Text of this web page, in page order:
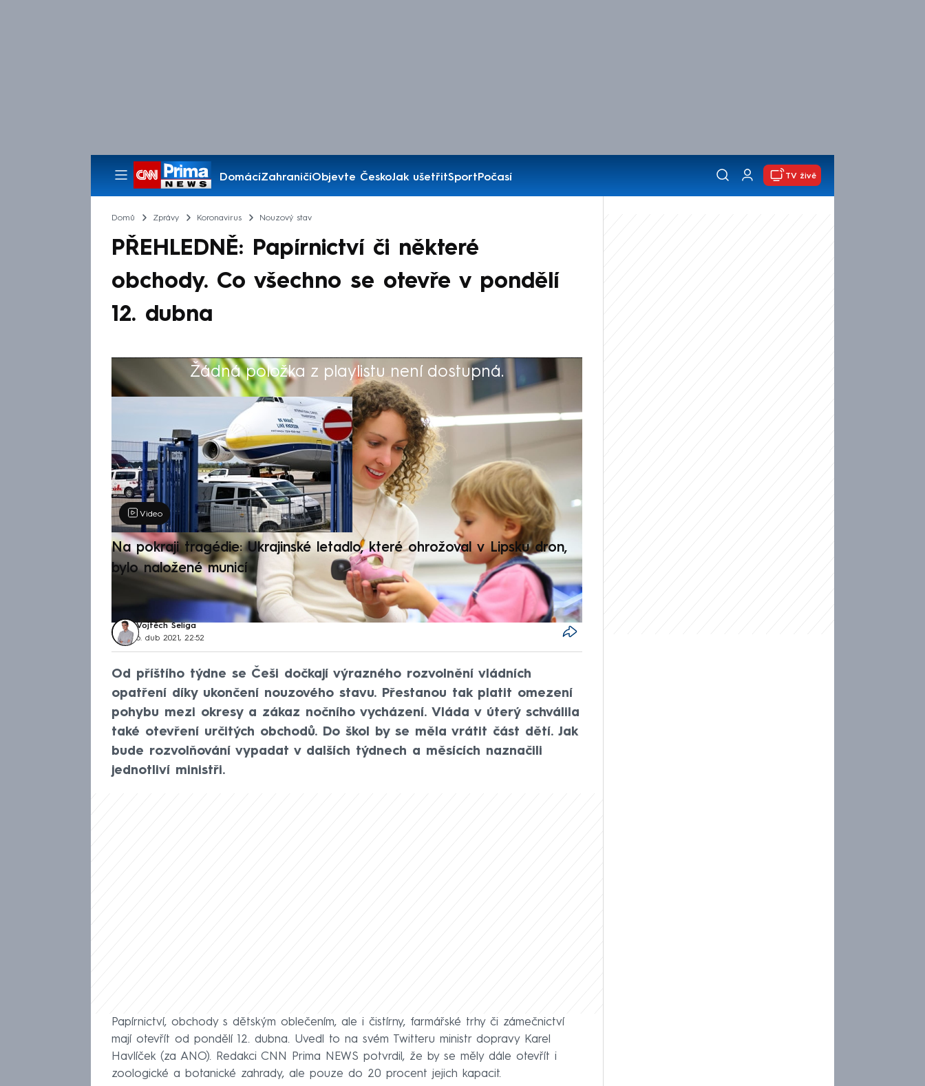
DomácíZahraničíObjevte ČeskoJak ušetřitSportPočasí
Pořady
TV živě
Domů Zprávy Koronavirus Nouzový stav
PŘEHLEDNĚ: Papírnictví či některé
obchody. Co všechno se otevře v pondělí
12. dubna
Žádná položka z playlistu není dostupná.
Výběr redakce
Video
Na pokraji tragédie: Ukrajinské letadlo, které ohrožoval v Lipsku dron,
bylo naložené municí
Vojtěch Šeliga
6. dub 2021, 22:52
Od příštího týdne se Češi dočkají výrazného rozvolnění vládních
opatření díky ukončení nouzového stavu. Přestanou tak platit omezení
pohybu mezi okresy a zákaz nočního vycházení. Vláda v úterý schválila
také otevření určitých obchodů. Do škol by se měla vrátit část dětí. Jak
bude rozvolňování vypadat v dalších týdnech a měsících naznačili
jednotliví ministři.
Papírnictví, obchody s dětským oblečením, ale i čistírny, farmářské trhy či zámečnictví
mají otevřít od pondělí 12. dubna. Uvedl to na svém Twitteru ministr dopravy Karel
Havlíček (za ANO). Redakci CNN Prima NEWS potvrdil, že by se měly dále otevřít i
zoologické a botanické zahrady, ale pouze do 20 procent jejich kapacit.